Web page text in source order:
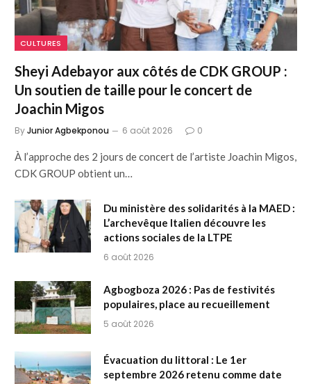
CULTURES
Sheyi Adebayor aux côtés de CDK GROUP :
Un soutien de taille pour le concert de
Joachin Migos
ByJunior Agbekponou 6 août 2026 0
À l’approche des 2 jours de concert de l’artiste Joachin Migos,
CDK GROUP obtient un…
Du ministère des solidarités à la MAED :
L’archevêque Italien découvre les
actions sociales de la LTPE
6 août 2026
Agbogboza 2026 : Pas de festivités
populaires, place au recueillement
5 août 2026
Évacuation du littoral : Le 1er
septembre 2026 retenu comme date